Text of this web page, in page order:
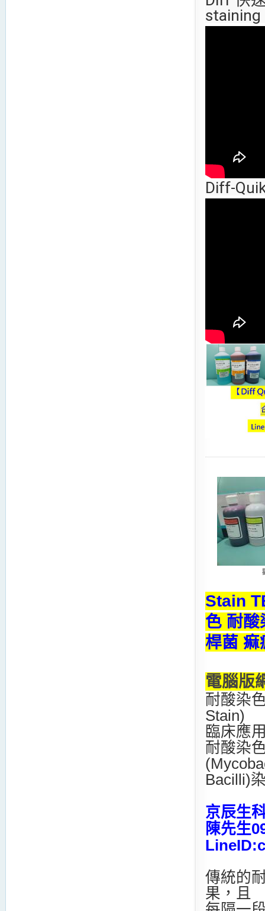
Diff-
Stain
色 耐酸
桿菌
電腦版
耐酸染
Stain)
臨床應
耐酸染
Bacilli)
京辰生
陳先生
傳統的
果，且